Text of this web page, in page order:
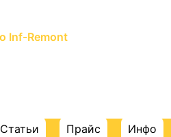
Статьи Прайс Инфо